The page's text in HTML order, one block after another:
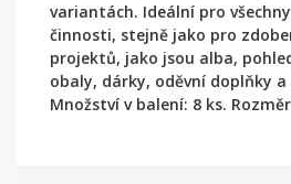
variantách. Ideální pro
činnosti, stejně jako pro
projektů, jako jsou alba,
obaly, dárky, oděvní doplňky
Množství v balení: 8 ks.